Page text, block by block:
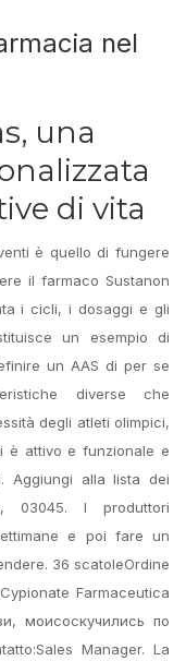
nel
una
di vita
è quello di fungere
il farmaco Sustanon
i cicli, i dosaggi e gli
un esempio di
un AAS di per se
diverse che
degli atleti olimpici,
è attivo e funzionale e
Aggiungi alla lista dei
03045. I produttori
e poi fare un
36 scatoleOrdine
Farmaceutica
моисоскучились по
Manager. La